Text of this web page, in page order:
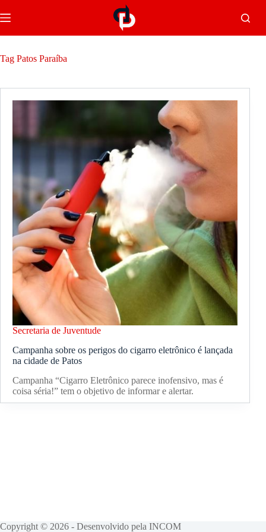
Tag Patos Paraíba
Secretaria de Juventude
Campanha sobre os perigos do cigarro eletrônico é lançada
na cidade de Patos
Campanha “Cigarro Eletrônico parece inofensivo, mas é
coisa séria!” tem o objetivo de informar e alertar.
Copyright © 2026 - Desenvolvido pela INCOM